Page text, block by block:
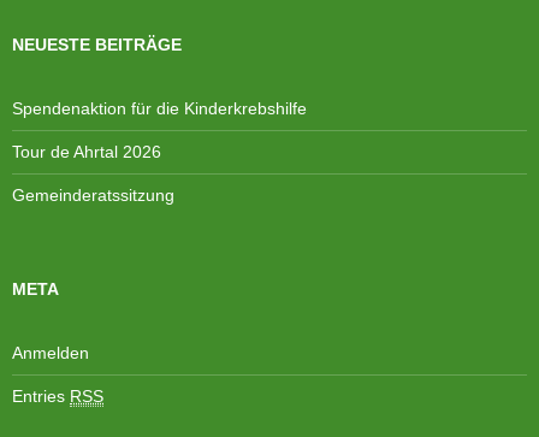
NEUESTE BEITRÄGE
Spendenaktion für die Kinderkrebshilfe
Tour de Ahrtal 2026
Gemeinderatssitzung
META
Anmelden
Entries RSS